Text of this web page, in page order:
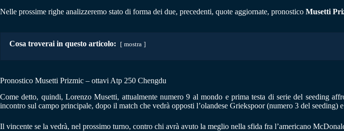
Nelle prossime righe analizzeremo stato di forma dei due, precedenti, quote aggiornate, pronostico Musetti
Cosa troverai in questo articolo: mostra
Pronostico Musetti Prizmic – ottavi Atp 250 Chengdu
Come detto, quindi, Lorenzo Musetti, attualmente numero 9 al mondo e prima testa di serie del seeding
incontro sul campo principale, dopo il match che vedrà opposti l’olandese Griekspoor (numero 3 del seeding)
Il vincente se la vedrà, nel prossimo turno, contro chi avrà avuto la meglio nella sfida fra l’americano